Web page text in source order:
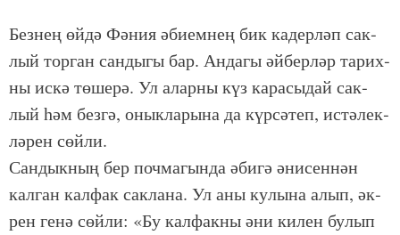
Без­нең өй­дә Фә­ния әби­ем­нең бик ка­дер­ләп сак­
лый тор­ган сан­ды­гы бар. Ан­да­гы әй­бер­ләр та­рих­
ны ис­кә тө­ше­рә. Ул алар­ны күз ка­ра­сы­дай сак­
лый һәм без­гә, онык­ла­ры­на да күр­сә­теп, ис­тә­лек­
лә­рен сөй­ли.
Сан­дык­ның бер поч­ма­гын­да әби­гә әни­сен­нән
кал­ган кал­фак сак­ла­на. Ул аны ку­лы­на алып, әк­
рен ге­нә сөй­ли: «Бу кал­фак­ны әни ки­лен бу­лып